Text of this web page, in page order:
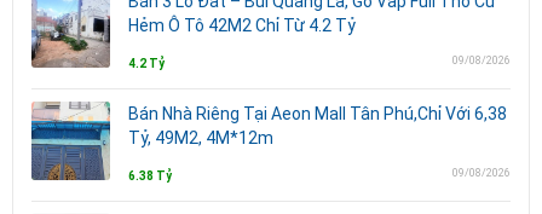
Hẻm Ô Tô 42M2 Chỉ Từ 4.2 Tỷ
4.2 Tỷ 09/08/2026
Bán Nhà Riêng Tại Aeon Mall Tân Phú,Chỉ Với 6,38
Tỷ, 49M2, 4M*12m
6.38 Tỷ 09/08/2026